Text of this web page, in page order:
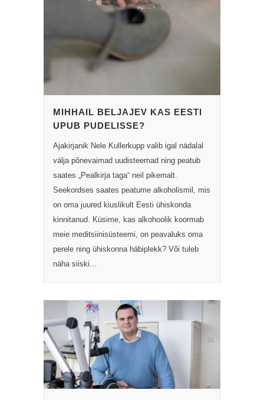
MIHHAIL BELJAJEV KAS EESTI
UPUB PUDELISSE?
Ajakirjanik Nele Kullerkupp valib igal nädalal
välja põnevaimad uudisteemad ning peatub
saates „Pealkirja taga“ neil pikemalt.
Seekordses saates peatume alkoholismil, mis
on oma juured kiuslikult Eesti ühiskonda
kinnitanud. Küsime, kas alkohoolik koormab
meie meditsiinisüsteemi, on peavaluks oma
perele ning ühiskonna häbiplekk? Või tuleb
näha siiski...